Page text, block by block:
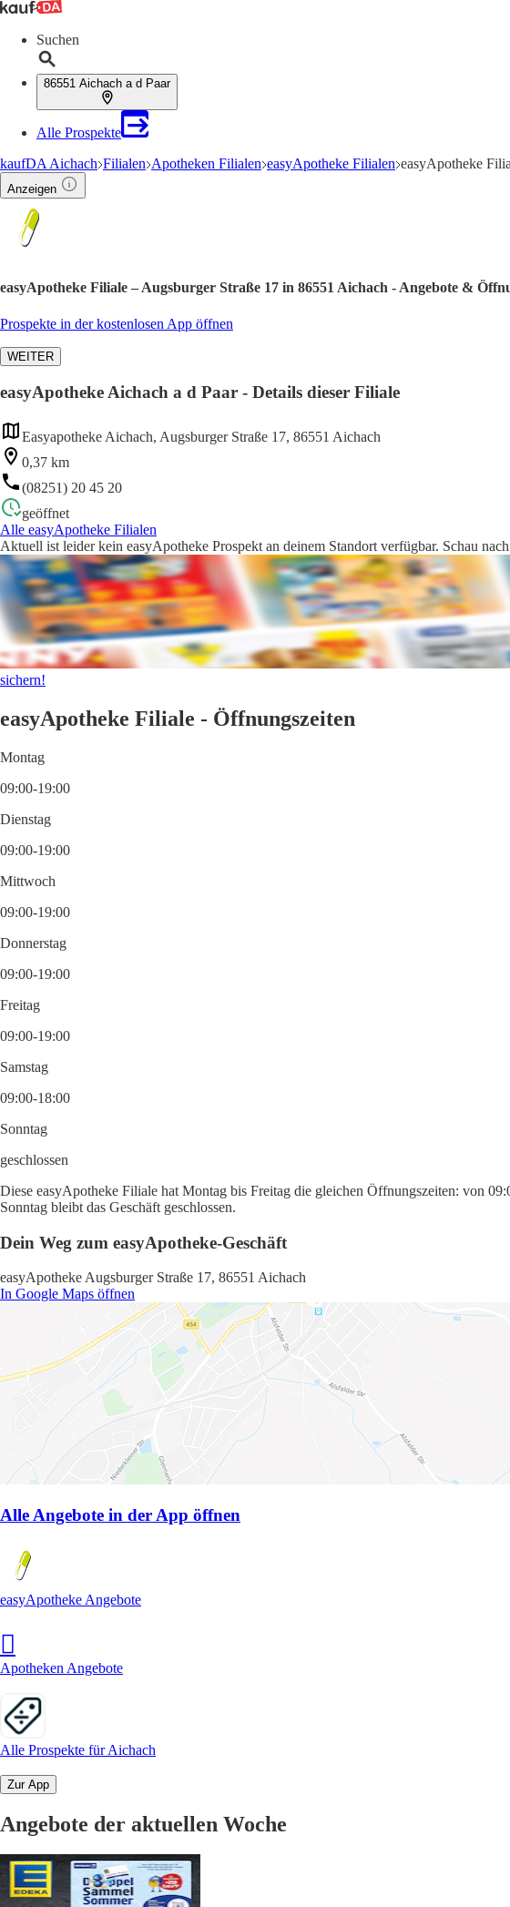
Suchen
86551 Aichach a d Paar
Alle Prospekte
kaufDA Aichach Filialen Apotheken Filialen easyApotheke Filialen easyApotheke
Anzeigen
easyApotheke Filiale – Augsburger Straße 17 in 86551 Aichach - Angebote &
Prospekte in der kostenlosen App öffnen
WEITER
easyApotheke Aichach a d Paar - Details dieser Filiale
Easyapotheke Aichach, Augsburger Straße 17, 86551 Aichach
0,37 km
(08251) 20 45 20
geöffnet
Alle easyApotheke Filialen
Aktuell ist leider kein easyApotheke Prospekt an deinem Standort verfügbar. Schau
sichern!
easyApotheke Filiale - Öffnungszeiten
Montag
09:00-19:00
Dienstag
09:00-19:00
Mittwoch
09:00-19:00
Donnerstag
09:00-19:00
Freitag
09:00-19:00
Samstag
09:00-18:00
Sonntag
geschlossen
Diese easyApotheke Filiale hat Montag bis Freitag die gleichen Öffnungszeiten: von
Sonntag bleibt das Geschäft geschlossen.
Dein Weg zum easyApotheke-Geschäft
easyApotheke Augsburger Straße 17, 86551 Aichach
In Google Maps öffnen
Alle Angebote in der App öffnen
easyApotheke Angebote
Apotheken Angebote
Alle Prospekte für Aichach
Zur App
Angebote der aktuellen Woche